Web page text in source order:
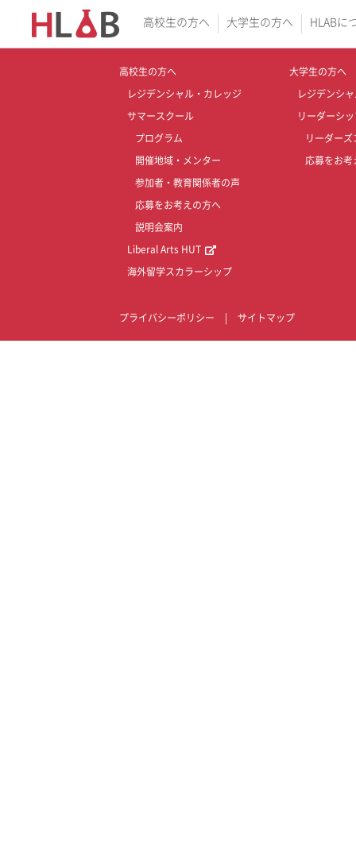
高校生の方へ 大学生の方へ HLABに
高校生の方へ
レジデンシャル・カレッジ
サマースクール
プログラム
開催地域・メンター
参加者・教育関係者の声
応募をお考えの方へ
説明会案内
Liberal Arts HUT
海外留学スカラーシップ
大学生の方へ
レジデンシ
リーダーシ
リーダーズ
応募をお考
プライバシーポリシー サイトマップ